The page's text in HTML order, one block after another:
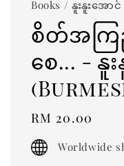
Books / နူးနူးအောင်
စိတ်အကြ
စေ... - နူ
Regular
price
RM 20.00
Worldwide